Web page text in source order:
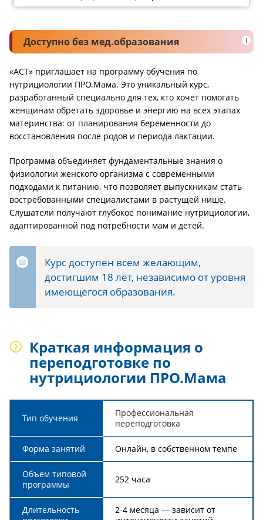
Доступно без мед.образования i
«АСТ» приглашает на программу обучения по
нутрициологии ПРО.Мама. Это уникальный курс,
разработанный специально для тех, кто хочет помогать
женщинам обретать здоровье и энергию на всех этапах
материнства: от планирования беременности до
восстановления после родов и периода лактации.
Программа объединяет фундаментальные знания о
физиологии женского организма с современными
подходами к питанию, что позволяет выпускникам стать
востребованными специалистами в растущей нише.
Слушатели получают глубокое понимание нутрициологии,
адаптированной под потребности мам и детей.
Курс доступен всем желающим,
достигшим 18 лет, независимо от уровня
имеющегося образования.
Краткая информация о
переподготовке по
нутрициологии ПРО.Мама
Тип обучения
Профессиональная
переподготовка
Форма занятий Онлайн, в собственном темпе
Объем типовой
программы
252 часа
Длительность
2-4 месяца — зависит от